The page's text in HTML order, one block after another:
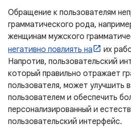
Обращение к пользователям
грамматического рода,
женщинам мужского
негативно повлиять на
их
Напротив, пользовательский
который правильно отражает
пользователя, может улучшить
пользователем и обеспечить
персонализированный и
пользовательский интерфейс.